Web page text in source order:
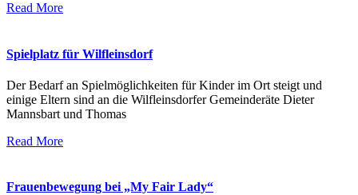
Read More
Spielplatz für Wilfleinsdorf
Der Bedarf an Spielmöglichkeiten für Kinder im Ort steigt und
einige Eltern sind an die Wilfleinsdorfer Gemeinderäte Dieter
Mannsbart und Thomas
Read More
Frauenbewegung bei „My Fair Lady“